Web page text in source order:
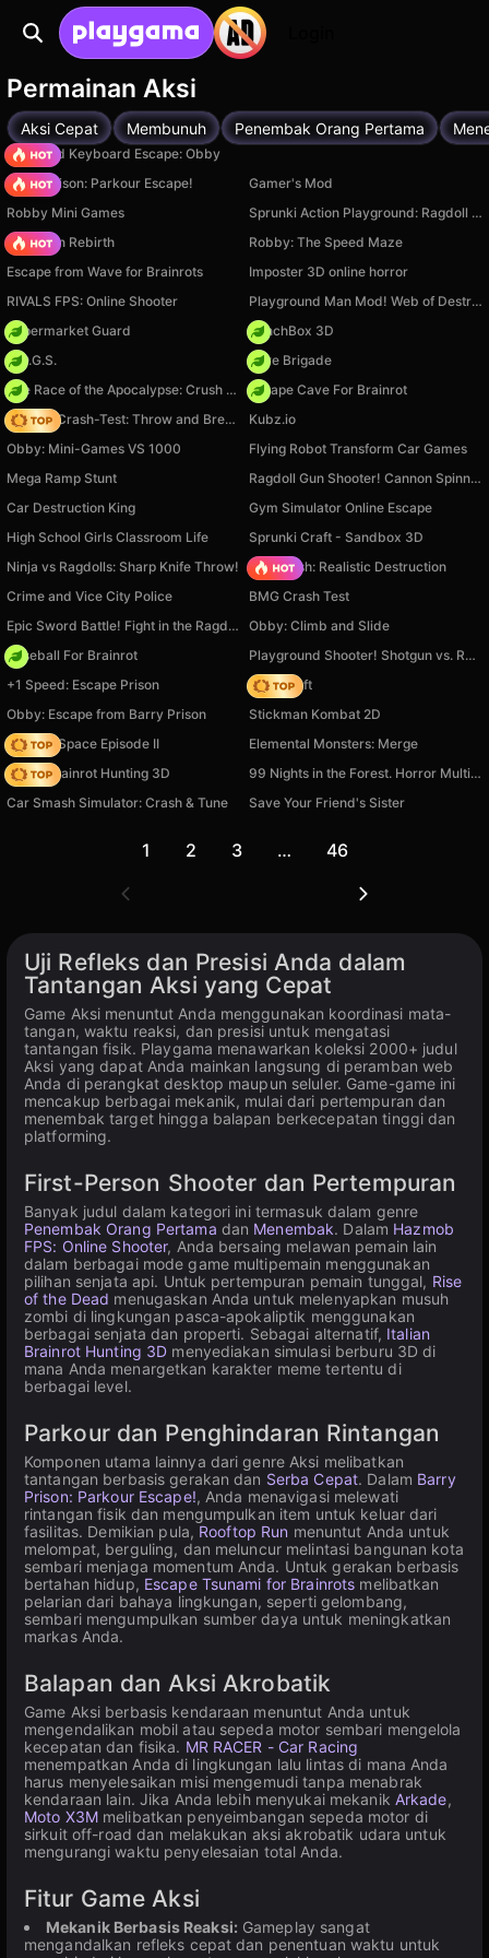
Permainan Aksi
Aksi Cepat Membunuh Penembak Orang Pertama
+1 Speed Keyboard Escape: Obby
Barry Prison: Parkour Escape!
Gamer's Mod
Robby Mini Games
Sprunki Action Playground: Ragdoll Sandbox
Stickman Rebirth
Robby: The Speed Maze
Escape from Wave for Brainrots
Imposter 3D online horror
RIVALS FPS: Online Shooter
Playground Man Mod! Web of Destruction!
Supermarket Guard
PunchBox 3D
H.O.G.S.
Core Brigade
The Race of the Apocalypse: Crush the Zombies!
Escape Cave For Brainrot
Ragdoll Crash-Test: Throw and Break!
Kubz.io
Obby: Mini-Games VS 1000
Flying Robot Transform Car Games
Mega Ramp Stunt
Ragdoll Gun Shooter! Cannon Spinner Playground
Car Destruction King
Gym Simulator Online Escape
High School Girls Classroom Life
Sprunki Craft - Sandbox 3D
Ninja vs Ragdolls: Sharp Knife Throw!
Car Crush: Realistic Destruction
Crime and Vice City Police
BMG Crash Test
Epic Sword Battle! Fight in the Ragdoll Arena!
Obby: Climb and Slide
Baseball For Brainrot
Playground Shooter! Shotgun vs. Ragdolls!
+1 Speed: Escape Prison
Trap Craft
Obby: Escape from Barry Prison
Stickman Kombat 2D
Zombie Space Episode II
Elemental Monsters: Merge
Italian Brainrot Hunting 3D
99 Nights in the Forest. Horror Multiplayer
Car Smash Simulator: Crash & Tune
Save Your Friend's Sister
1 2 3 … 46
Uji Refleks dan Presisi Anda dalam
Tantangan Aksi yang Cepat
Game Aksi menuntut Anda menggunakan koordinasi mata-
tangan, waktu reaksi, dan presisi untuk mengatasi
tantangan fisik. Playgama menawarkan koleksi 2000+ judul
Aksi yang dapat Anda mainkan langsung di peramban web
Anda di perangkat desktop maupun seluler. Game-game ini
mencakup berbagai mekanik, mulai dari pertempuran dan
menembak target hingga balapan berkecepatan tinggi dan
platforming.
First-Person Shooter dan Pertempuran
Banyak judul dalam kategori ini termasuk dalam genre
Penembak Orang Pertama dan Menembak. Dalam Hazmob
FPS: Online Shooter, Anda bersaing melawan pemain lain
dalam berbagai mode game multipemain menggunakan
pilihan senjata api. Untuk pertempuran pemain tunggal, Rise
of the Dead menugaskan Anda untuk melenyapkan musuh
zombi di lingkungan pasca-apokaliptik menggunakan
berbagai senjata dan properti. Sebagai alternatif, Italian
Brainrot Hunting 3D menyediakan simulasi berburu 3D di
mana Anda menargetkan karakter meme tertentu di
berbagai level.
Parkour dan Penghindaran Rintangan
Komponen utama lainnya dari genre Aksi melibatkan
tantangan berbasis gerakan dan Serba Cepat. Dalam Barry
Prison: Parkour Escape!, Anda menavigasi melewati
rintangan fisik dan mengumpulkan item untuk keluar dari
fasilitas. Demikian pula, Rooftop Run menuntut Anda untuk
melompat, berguling, dan meluncur melintasi bangunan kota
sembari menjaga momentum Anda. Untuk gerakan berbasis
bertahan hidup, Escape Tsunami for Brainrots melibatkan
pelarian dari bahaya lingkungan, seperti gelombang,
sembari mengumpulkan sumber daya untuk meningkatkan
markas Anda.
Balapan dan Aksi Akrobatik
Game Aksi berbasis kendaraan menuntut Anda untuk
mengendalikan mobil atau sepeda motor sembari mengelola
kecepatan dan fisika. MR RACER - Car Racing
menempatkan Anda di lingkungan lalu lintas di mana Anda
harus menyelesaikan misi mengemudi tanpa menabrak
kendaraan lain. Jika Anda lebih menyukai mekanik Arkade,
Moto X3Mmelibatkan penyeimbangan sepeda motor di
sirkuit off-road dan melakukan aksi akrobatik udara untuk
mengurangi waktu penyelesaian total Anda.
Fitur Game Aksi
Mekanik Berbasis Reaksi: Gameplay sangat
mengandalkan refleks cepat dan penentuan waktu untuk